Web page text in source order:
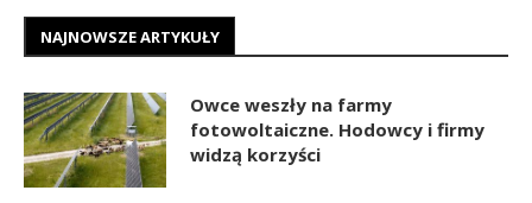
NAJNOWSZE ARTYKUŁY
Owce weszły na farmy
fotowoltaiczne. Hodowcy i firmy
widzą korzyści